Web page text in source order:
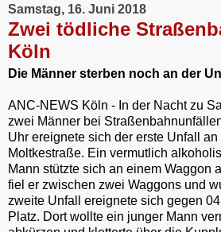
Samstag, 16. Juni 2018
Zwei tödliche
Köln
Die Männer sterben noch an der
ANC-NEWS Köln - In der Nacht zu
zwei Männer bei
Uhr ereignete sich der erste Unfall
Moltkestraße. Ein vermutlich
Mann stützte sich an einem Waggon
fiel er zwischen zwei Waggons und
zweite Unfall ereignete sich gegen
Platz. Dort wollte ein junger Mann